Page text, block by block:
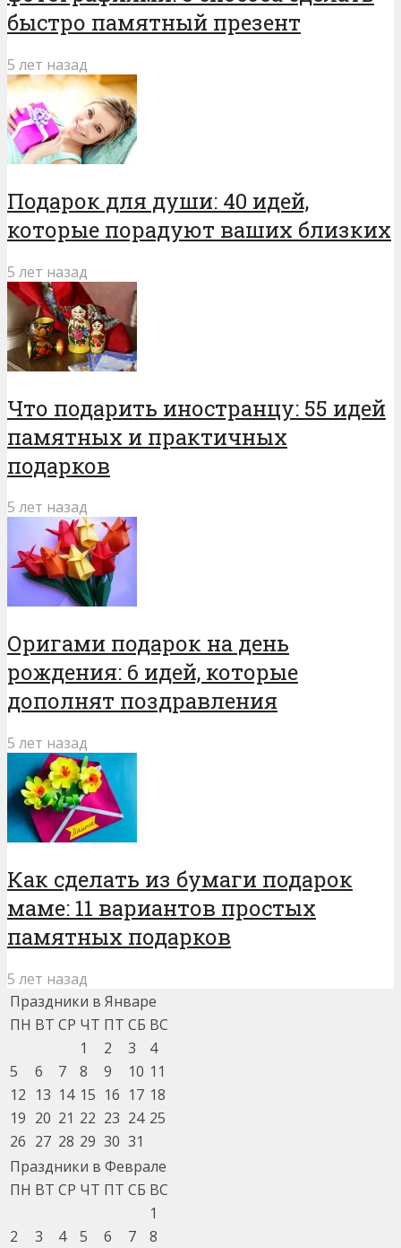
быстро памятный презент
5 лет назад
Подарок для души: 40 идей,
которые порадуют ваших близких
5 лет назад
Что подарить иностранцу: 55 идей
памятных и практичных
подарков
5 лет назад
Оригами подарок на день
рождения: 6 идей, которые
дополнят поздравления
5 лет назад
Как сделать из бумаги подарок
маме: 11 вариантов простых
памятных подарков
5 лет назад
Праздники в Январе
ПН ВТ СР ЧТ ПТ СБ ВС
1
2 3
4
5
6 7 8 9 10 11
12 13 14 15 16 17 18
19 20 21 22 23 24 25
26 27 28 29 30 31
Праздники в Феврале
ПН ВТ СР ЧТ ПТ СБ ВС
1
2
3 4 5 6 7
8